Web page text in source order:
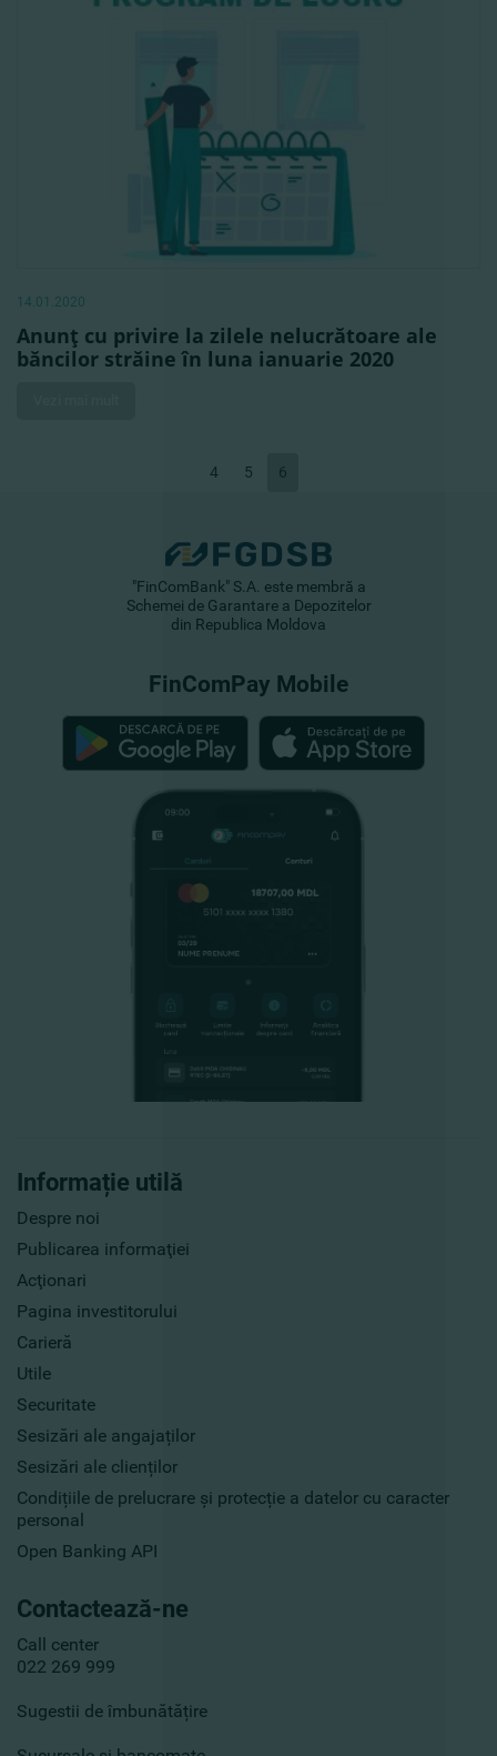
14.01.2020
Anunţ cu privire la zilele nelucrătoare ale
băncilor străine în luna ianuarie 2020
4 5 6
Informație utilă
Despre noi
Publicarea informaţiei
Acţionari
Pagina investitorului
Carieră
Utile
Securitate
Sesizări ale angajaților
Sesizări ale clienților
Condițiile de prelucrare și protecție a datelor cu caracter
personal
Open Banking API
Contactează-ne
Call center
022 269 999
Sugestii de îmbunătățire
"FinComBank" S.A. este membră a
Schemei de Garantare a Depozitelor
din Republica Moldova
FinComPay Mobile